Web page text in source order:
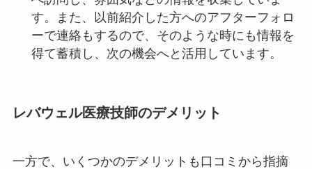
す。また、以前紹介した方へのアフターフォロ
ーで連絡もするので、そのような時にも情報を
得て蓄積し、次の機会へと活用しています。
レバウェル医療技師のデメリット
一方で、いくつかのデメリットも口コミから指摘